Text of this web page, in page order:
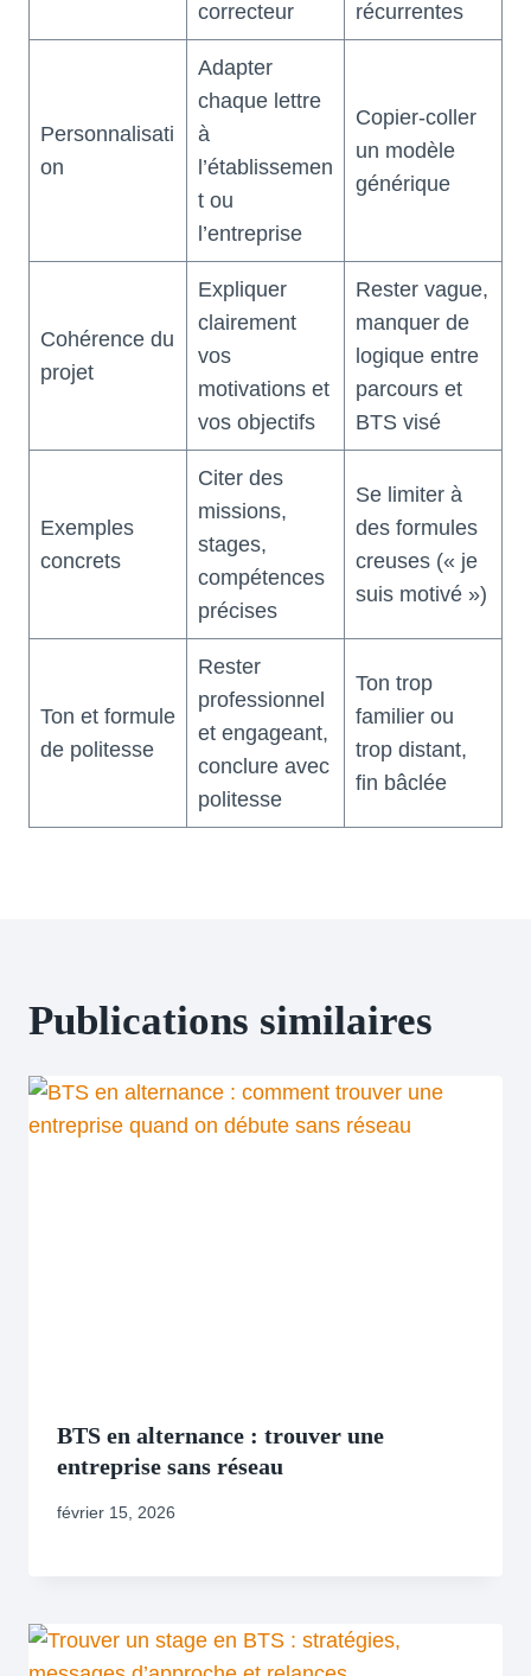
correcteur récurrentes
Personnalisati
on
Adapter
chaque lettre
à
l’établissemen
t ou
l’entreprise
Copier-coller
un modèle
générique
Cohérence du
projet
Expliquer
clairement
vos
motivations et
vos objectifs
Rester vague,
manquer de
logique entre
parcours et
BTS visé
Exemples
concrets
Citer des
missions,
stages,
compétences
précises
Se limiter à
des formules
creuses (« je
suis motivé »)
Ton et formule
de politesse
Rester
professionnel
et engageant,
conclure avec
politesse
Ton trop
familier ou
trop distant,
fin bâclée
Publications similaires
BTS en alternance : trouver une
entreprise sans réseau
février 15, 2026